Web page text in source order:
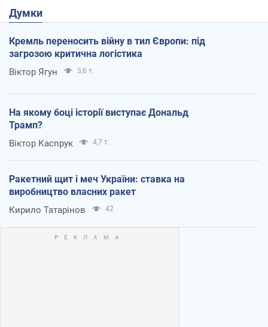
Думки
Кремль переносить війну в тил Європи: під
загрозою критична логістика
Віктор Ягун 3,6 т.
На якому боці історії виступає Дональд
Трамп?
Віктор Каспрук 4,7 т.
Ракетний щит і меч України: ставка на
виробництво власних ракет
Кирило Татарінов 42